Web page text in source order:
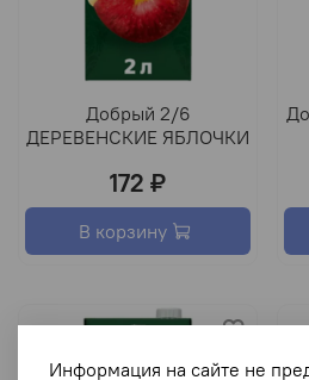
Добрый 2/6
ДЕРЕВЕНСКИЕ ЯБЛОЧКИ
172 ₽
В корзину
Информация на сайте не